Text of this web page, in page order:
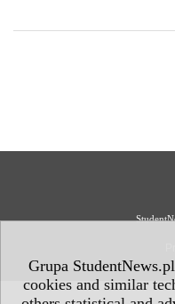
Grupa
cookies and similar